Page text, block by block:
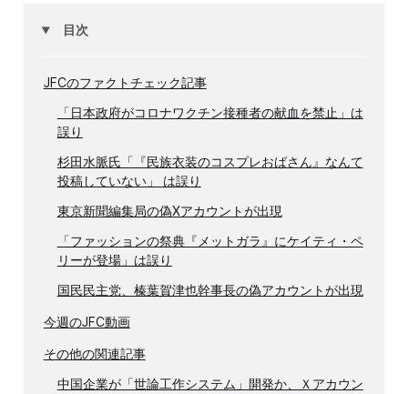
目次
JFCのファクトチェック記事
「日本政府がコロナワクチン接種者の献血を禁止」は
誤り
杉田水脈氏「『民族衣装のコスプレおばさん』なんて
投稿していない」 は誤り
東京新聞編集局の偽Xアカウントが出現
「ファッションの祭典『メットガラ』にケイティ・ペ
リーが登場」は誤り
国民民主党、榛葉賀津也幹事長の偽アカウントが出現
今週のJFC動画
その他の関連記事
中国企業が「世論工作システム」開発か、Ｘアカウン